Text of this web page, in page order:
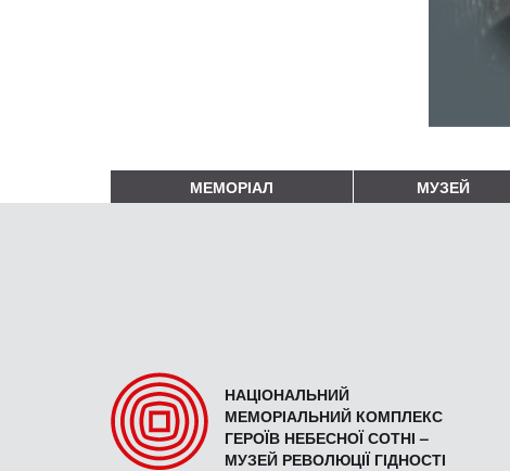
МЕМОРІАЛ МУЗЕЙ
НАЦІОНАЛЬНИЙ
МЕМОРІАЛЬНИЙ КОМПЛЕКС
ГЕРОЇВ НЕБЕСНОЇ СОТНІ –
МУЗЕЙ РЕВОЛЮЦІЇ ГІДНОСТІ